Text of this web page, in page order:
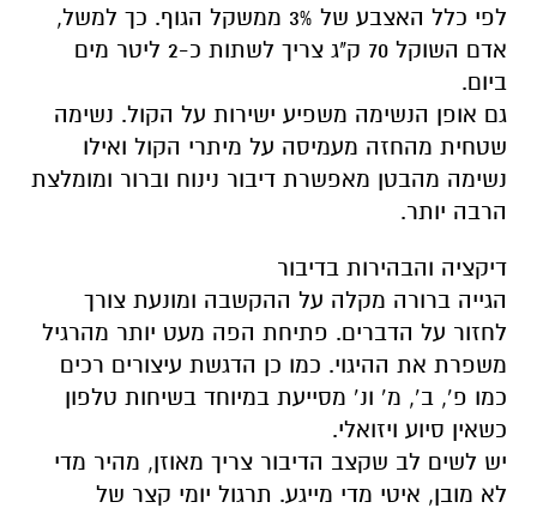
לפי כלל האצבע של 3% ממשקל הגוף. כך למשל,
אדם השוקל 70 ק"ג צריך לשתות כ-2 ליטר מים
ביום.
גם אופן הנשימה משפיע ישירות על הקול. נשימה
שטחית מהחזה מעמיסה על מיתרי הקול ואילו
נשימה מהבטן מאפשרת דיבור נינוח וברור ומומלצת
הרבה יותר.
דיקציה והבהירות בדיבור
הגייה ברורה מקלה על ההקשבה ומונעת צורך
לחזור על הדברים. פתיחת הפה מעט יותר מהרגיל
משפרת את ההיגוי. כמו כן הדגשת עיצורים רכים
כמו פ’, ב’, מ’ ונ’ מסייעת במיוחד בשיחות טלפון
כשאין סיוע ויזואלי.
יש לשים לב שקצב הדיבור צריך מאוזן, מהיר מדי
לא מובן, איטי מדי מייגע. תרגול יומי קצר של